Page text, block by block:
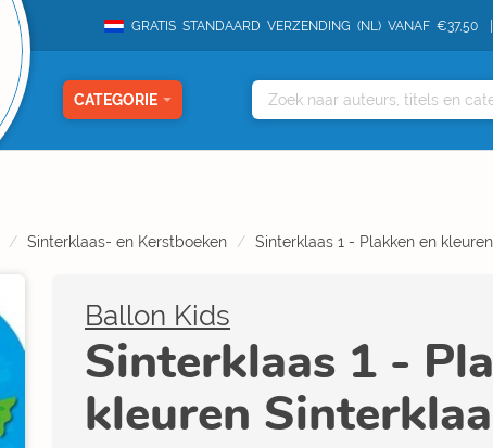
GRATIS STANDAARD VERZENDING (NL) VANAF €37,50
CATEGORIE
Sinterklaas- en Kerstboeken Sinterklaas 1 - Plakken en
Ballon Kids
Sinterklaas 1 -
kleuren